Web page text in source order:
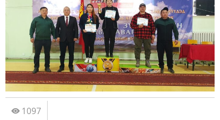
1097